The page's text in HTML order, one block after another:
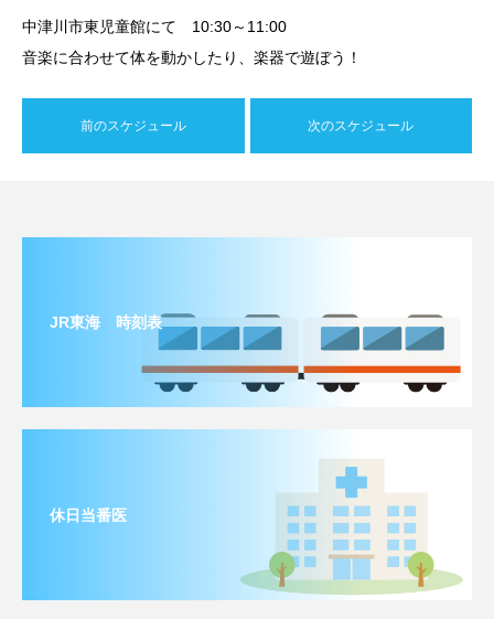
中津川市東児童館にて 10:30～11:00
音楽に合わせて体を動かしたり、楽器で遊ぼう！
前のスケジュール 次のスケジュール
JR東海 時刻表
休日当番医